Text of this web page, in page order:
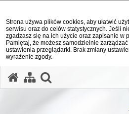
Strona używa plików cookies, aby ułatwić
serwisu oraz do celów statystycznych. Jeśli
zgadzasz się na ich użycie oraz zapisanie w
Pamiętaj, że możesz samodzielnie
ustawienia przeglądarki. Brak zmiany
wyrażenie zgody.